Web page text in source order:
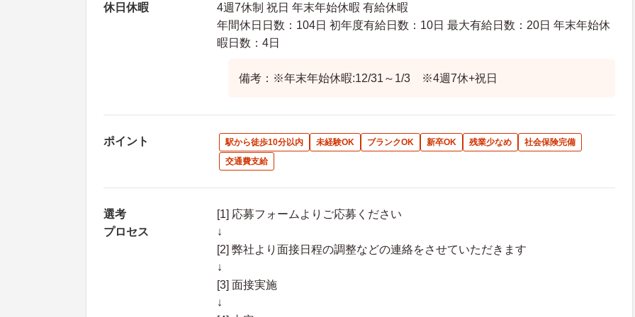
休日休暇
4週7休制 祝日 年末年始休暇 有給休暇
年間休日日数：104日 初年度有給日数：10日 最大有給日数：20日 年末年始休
暇日数：4日
備考：※年末年始休暇:12/31～1/3 ※4週7休+祝日
ポイント 駅から徒歩10分以内 未経験OK ブランクOK 新卒OK 残業少なめ
社会保険完備
交通費支給
選考
プロセス
[1] 応募フォームよりご応募ください
↓
[2] 弊社より面接日程の調整などの連絡をさせていただきます
↓
[3] 面接実施
↓